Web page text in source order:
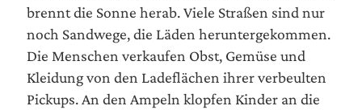
brennt die Son­ne her­ab. Vie­le Stra­ßen sind nur
noch Sand­we­ge, die Läden her­un­ter­ge­kom­men.
Die Men­schen ver­kau­fen Obst, Gemü­se und
Klei­dung von den Lade­flä­chen ihrer ver­beul­ten
Pick­ups. An den Ampeln klop­fen Kin­der an die